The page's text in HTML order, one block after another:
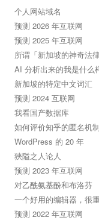
个人网站域名
预测 2026 年互联网
预测 2025 年互联网
所谓「新加坡的神奇法
AI 分析出来的我是什么
新加坡的特定中文词汇
预测 2024 互联网
我看国产数据库
如何评价知乎的匿名机
WordPress 的 20 年
狹隘之人论人
预测 2023 年互联网
对乙酰氨基酚和布洛芬
一个好用的编辑器，很
预测 2022 年互联网